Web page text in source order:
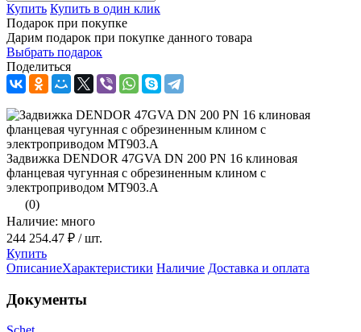
Купить Купить в один клик
Подарок при покупке
Дарим подарок при покупке данного товара
Выбрать подарок
Поделиться
Задвижка DENDOR 47GVA DN 200 PN 16 клиновая
фланцевая чугунная с обрезиненным клином с
электроприводом МТ903.А
(0)
Наличие: много
244 254.47 ₽ / шт.
Купить
ОписаниеХарактеристики Наличие Доставка и оплата
Документы